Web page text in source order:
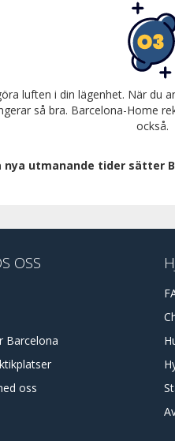
luften i din lägenhet. När du
så bra. Barcelona-Home
också.
nya utmanande tider sätter
OSS
Barcelona
oss